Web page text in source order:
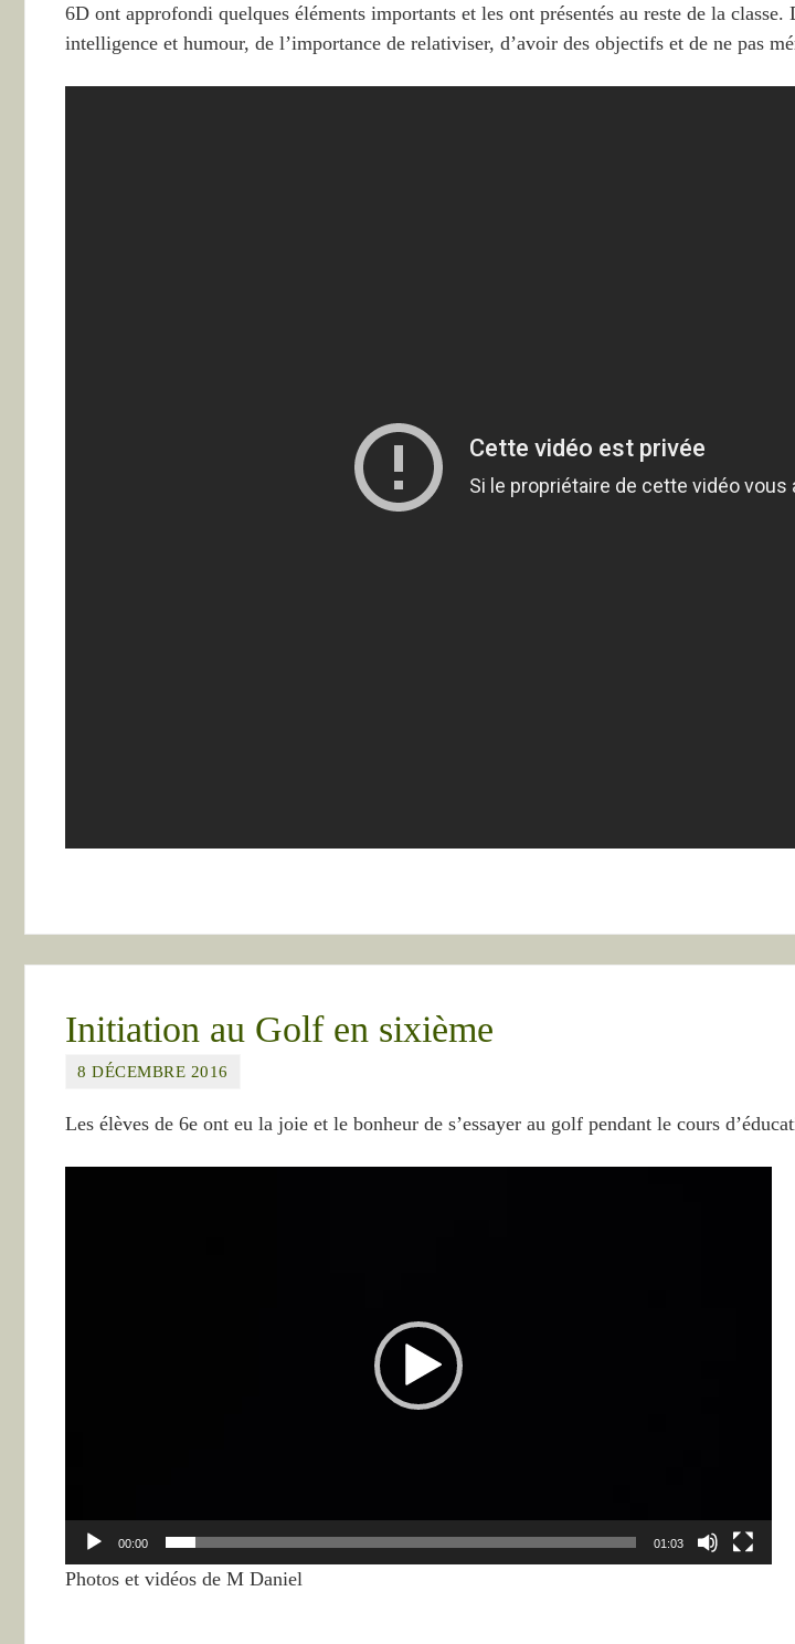
6D ont approfondi quelques éléments importants et les ont présentés au reste de la
intelligence et humour, de l’importance de relativiser, d’avoir des objectifs et de ne pas
Initiation au Golf en sixième
8 DÉCEMBRE 2016
Les élèves de 6e ont eu la joie et le bonheur de s’essayer au golf pendant le cours
00:00 01:03
Photos et vidéos de M Daniel